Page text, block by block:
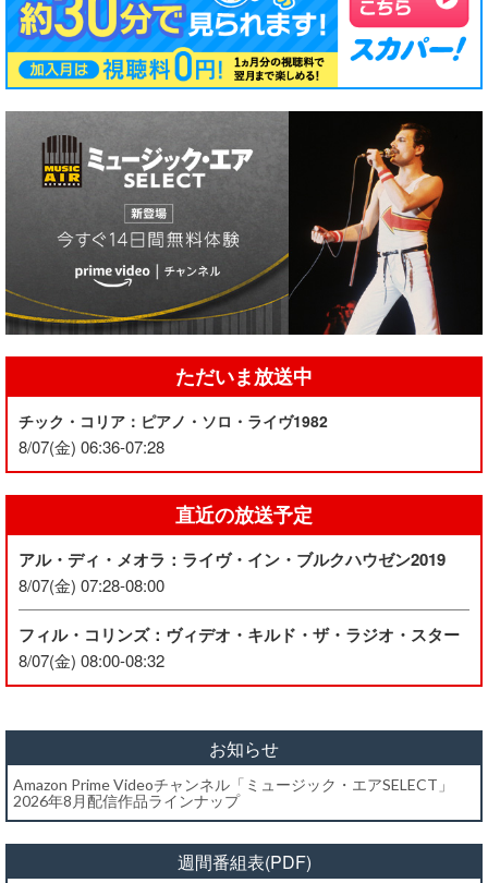
ただいま放送中
チック・コリア：ピアノ・ソロ・ライヴ1982
8/07(金) 06:36-07:28
直近の放送予定
アル・ディ・メオラ：ライヴ・イン・ブルクハウゼン2019
8/07(金) 07:28-08:00
フィル・コリンズ：ヴィデオ・キルド・ザ・ラジオ・スター
8/07(金) 08:00-08:32
お知らせ
Amazon Prime Videoチャンネル「ミュージック・エアSELECT」
2026年8月配信作品ラインナップ
週間番組表(PDF)